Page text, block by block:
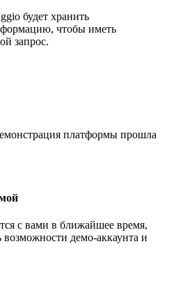
будет хранить
чтобы иметь
запрос.
платформы прошла
с вами в ближайшее время,
демо-аккаунта и